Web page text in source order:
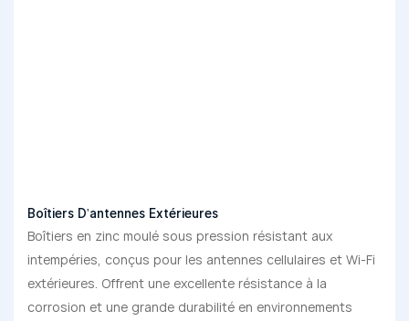
Boîtiers D'antennes Extérieures
Boîtiers en zinc moulé sous pression résistant aux
intempéries, conçus pour les antennes cellulaires et Wi-Fi
extérieures. Offrent une excellente résistance à la
corrosion et une grande durabilité en environnements